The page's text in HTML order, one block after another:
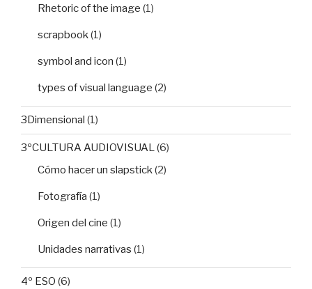
Rhetoric of the image (1)
scrapbook(1)
symbol and icon (1)
types of visual language (2)
3Dimensional (1)
3ºCULTURA AUDIOVISUAL(6)
Cómo hacer un slapstick(2)
Fotografía (1)
Origen del cine (1)
Unidades narrativas (1)
4º ESO (6)